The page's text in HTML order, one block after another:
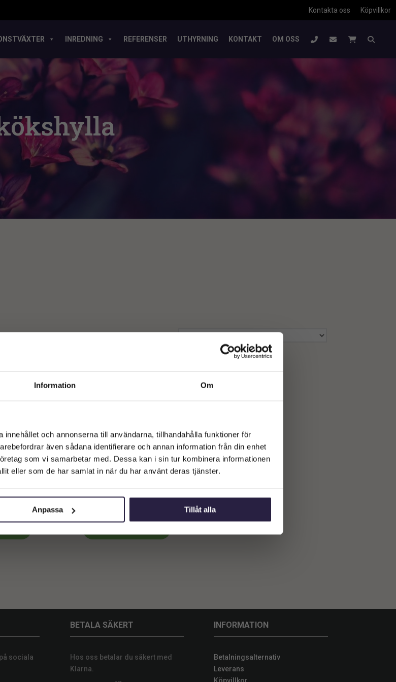
Information Om
och annonserna till användarna, tillhandahålla funktioner för
även sådana identifierare och annan information från din enhet
som vi samarbetar med. Dessa kan i sin tur kombinera informationen
eller som de har samlat in när du har använt deras tjänster.
Anpassa Tillåt alla
Köpvillkor
Kontakta oss
INREDNING REFERENSER UTHYRNING KONTAKT OM OSS
kr 849kr
sociala
BETALA SÄKERT
Hos oss betalar du säkert med
Klarna.
INFORMATION
Betalningsalternativ
Leverans
till Webflower
är du? Du kan alltid justera ditt val längst upp
Företagskund (exkl. moms)